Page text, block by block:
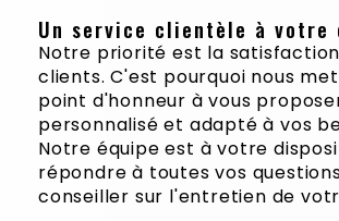
Un service clientèle à votre
Notre priorité est la
clients. C'est pourquoi nous
point d'honneur à vous
personnalisé et adapté à vos
Notre équipe est à votre
répondre à toutes vos
conseiller sur l'entretien de